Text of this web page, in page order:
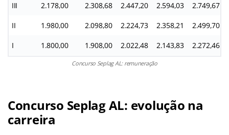
III 2.178,00 2.308,68 2.447,20 2.594,03 2.749,67
II 1.980,00 2.098,80 2.224,73 2.358,21 2.499,70
I 1.800,00 1.908,00 2.022,48 2.143,83 2.272,46
Concurso Seplag AL: remuneração
Concurso Seplag AL: evolução na
carreira